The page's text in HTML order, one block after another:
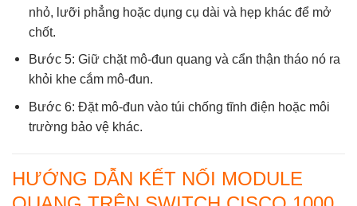
nhỏ, lưỡi phẳng hoặc dụng cụ dài và hẹp khác để mở
chốt.
Bước 5: Giữ chặt mô-đun quang và cẩn thận tháo nó ra
khỏi khe cắm mô-đun.
Bước 6: Đặt mô-đun vào túi chống tĩnh điện hoặc môi
trường bảo vệ khác.
HƯỚNG DẪN KẾT NỐI MODULE